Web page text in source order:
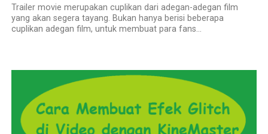
Trailer movie merupakan cuplikan dari adegan-adegan film
yang akan segera tayang. Bukan hanya berisi beberapa
cuplikan adegan film, untuk membuat para fans...